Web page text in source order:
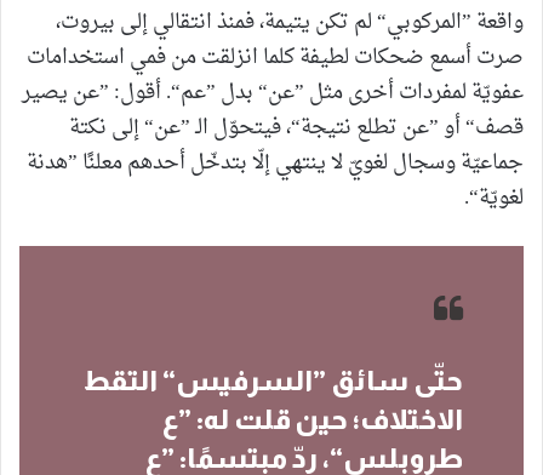
واقعة ”المركوبي“ لم تكن يتيمة، فمنذ انتقالي إلى بيروت،
صرت أسمع ضحكات لطيفة كلما انزلقت من فمي استخدامات
عفويّة لمفردات أخرى مثل ”عن“ بدل ”عم“. أقول: ”عن يصير
قصف“ أو ”عن تطلع نتيجة“، فيتحوّل الـ ”عن“ إلى نكتة
جماعيّة وسجال لغويّ لا ينتهي إلّا بتدخّل أحدهم معلنًا ”هدنة
لغويّة“.
حتّى سائق ”السرفيس“ التقط
الاختلاف؛ حين قلت له: ”ع
طروبلس“، ردّ مبتسمًا: ”ع